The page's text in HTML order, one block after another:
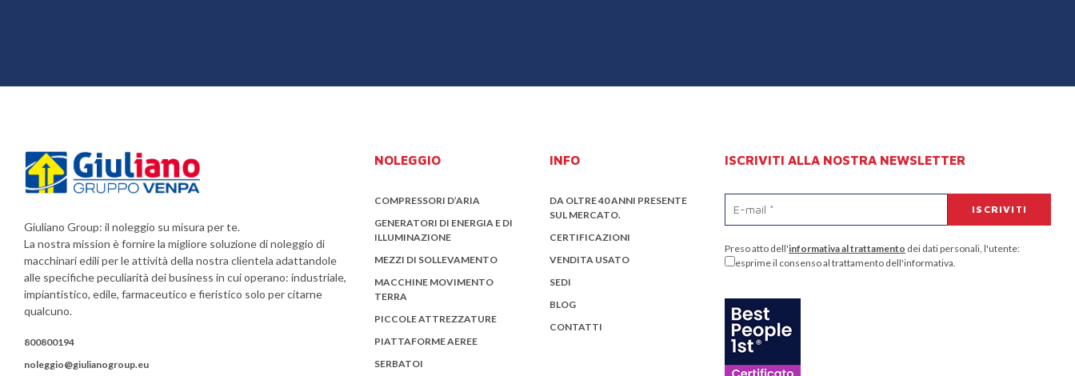
Giuliano Group: il noleggio su misura per te.
La nostra mission è fornire la migliore soluzione di noleggio di
macchinari edili per le attività della nostra clientela adattandole
alle specifiche peculiarità dei business in cui operano: industriale,
impiantistico, edile, farmaceutico e fieristico solo per citarne
qualcuno.
800800194
noleggio@giulianogroup.eu
NOLEGGIO
COMPRESSORI D’ARIA
GENERATORI DI ENERGIA E DI
ILLUMINAZIONE
MEZZI DI SOLLEVAMENTO
MACCHINE MOVIMENTO
TERRA
PICCOLE ATTREZZATURE
PIATTAFORME AEREE
SERBATOI
INFO
DA OLTRE 40 ANNI PRESENTE
SUL MERCATO.
CERTIFICAZIONI
VENDITA USATO
SEDI
BLOG
CONTATTI
ISCRIVITI ALLA NOSTRA NEWSLETTER
Preso atto dell'informativa al trattamento dei dati personali, l'utente:
esprime il consenso al trattamento dell'informativa.